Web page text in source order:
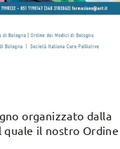
organizzato dalla
quale il nostro Ordine